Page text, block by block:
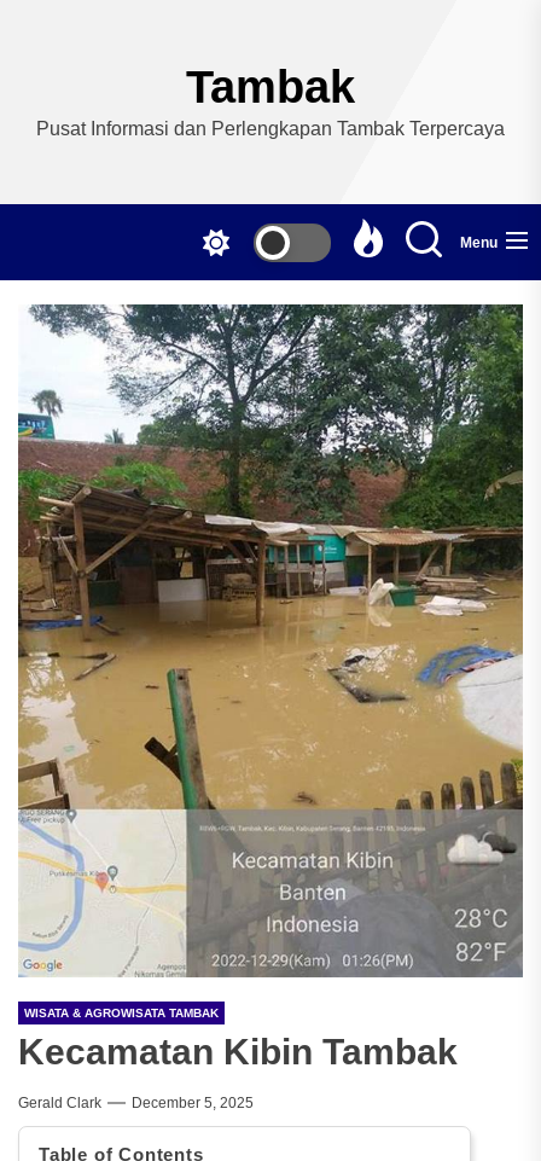
Tambak
Pusat Informasi dan Perlengkapan Tambak Terpercaya
Menu
WISATA & AGROWISATA TAMBAK
Kecamatan Kibin Tambak
Gerald Clark December 5, 2025
Table of Contents